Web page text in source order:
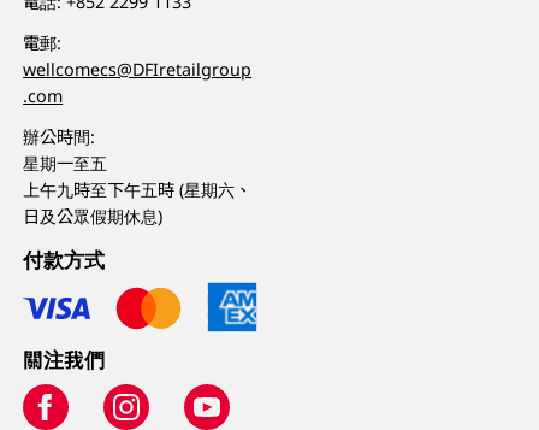
電郵:
wellcomecs@DFIretailgroup
.com
辦公時間:
星期一至五
上午九時至下午五時 (星期六、
日及公眾假期休息)
付款方式
關注我們